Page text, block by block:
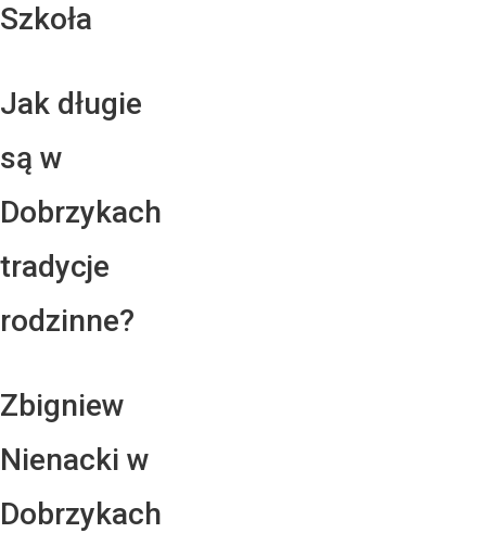
Szkoła
Jak długie
są w
Dobrzykach
tradycje
rodzinne?
Zbigniew
Nienacki w
Dobrzykach